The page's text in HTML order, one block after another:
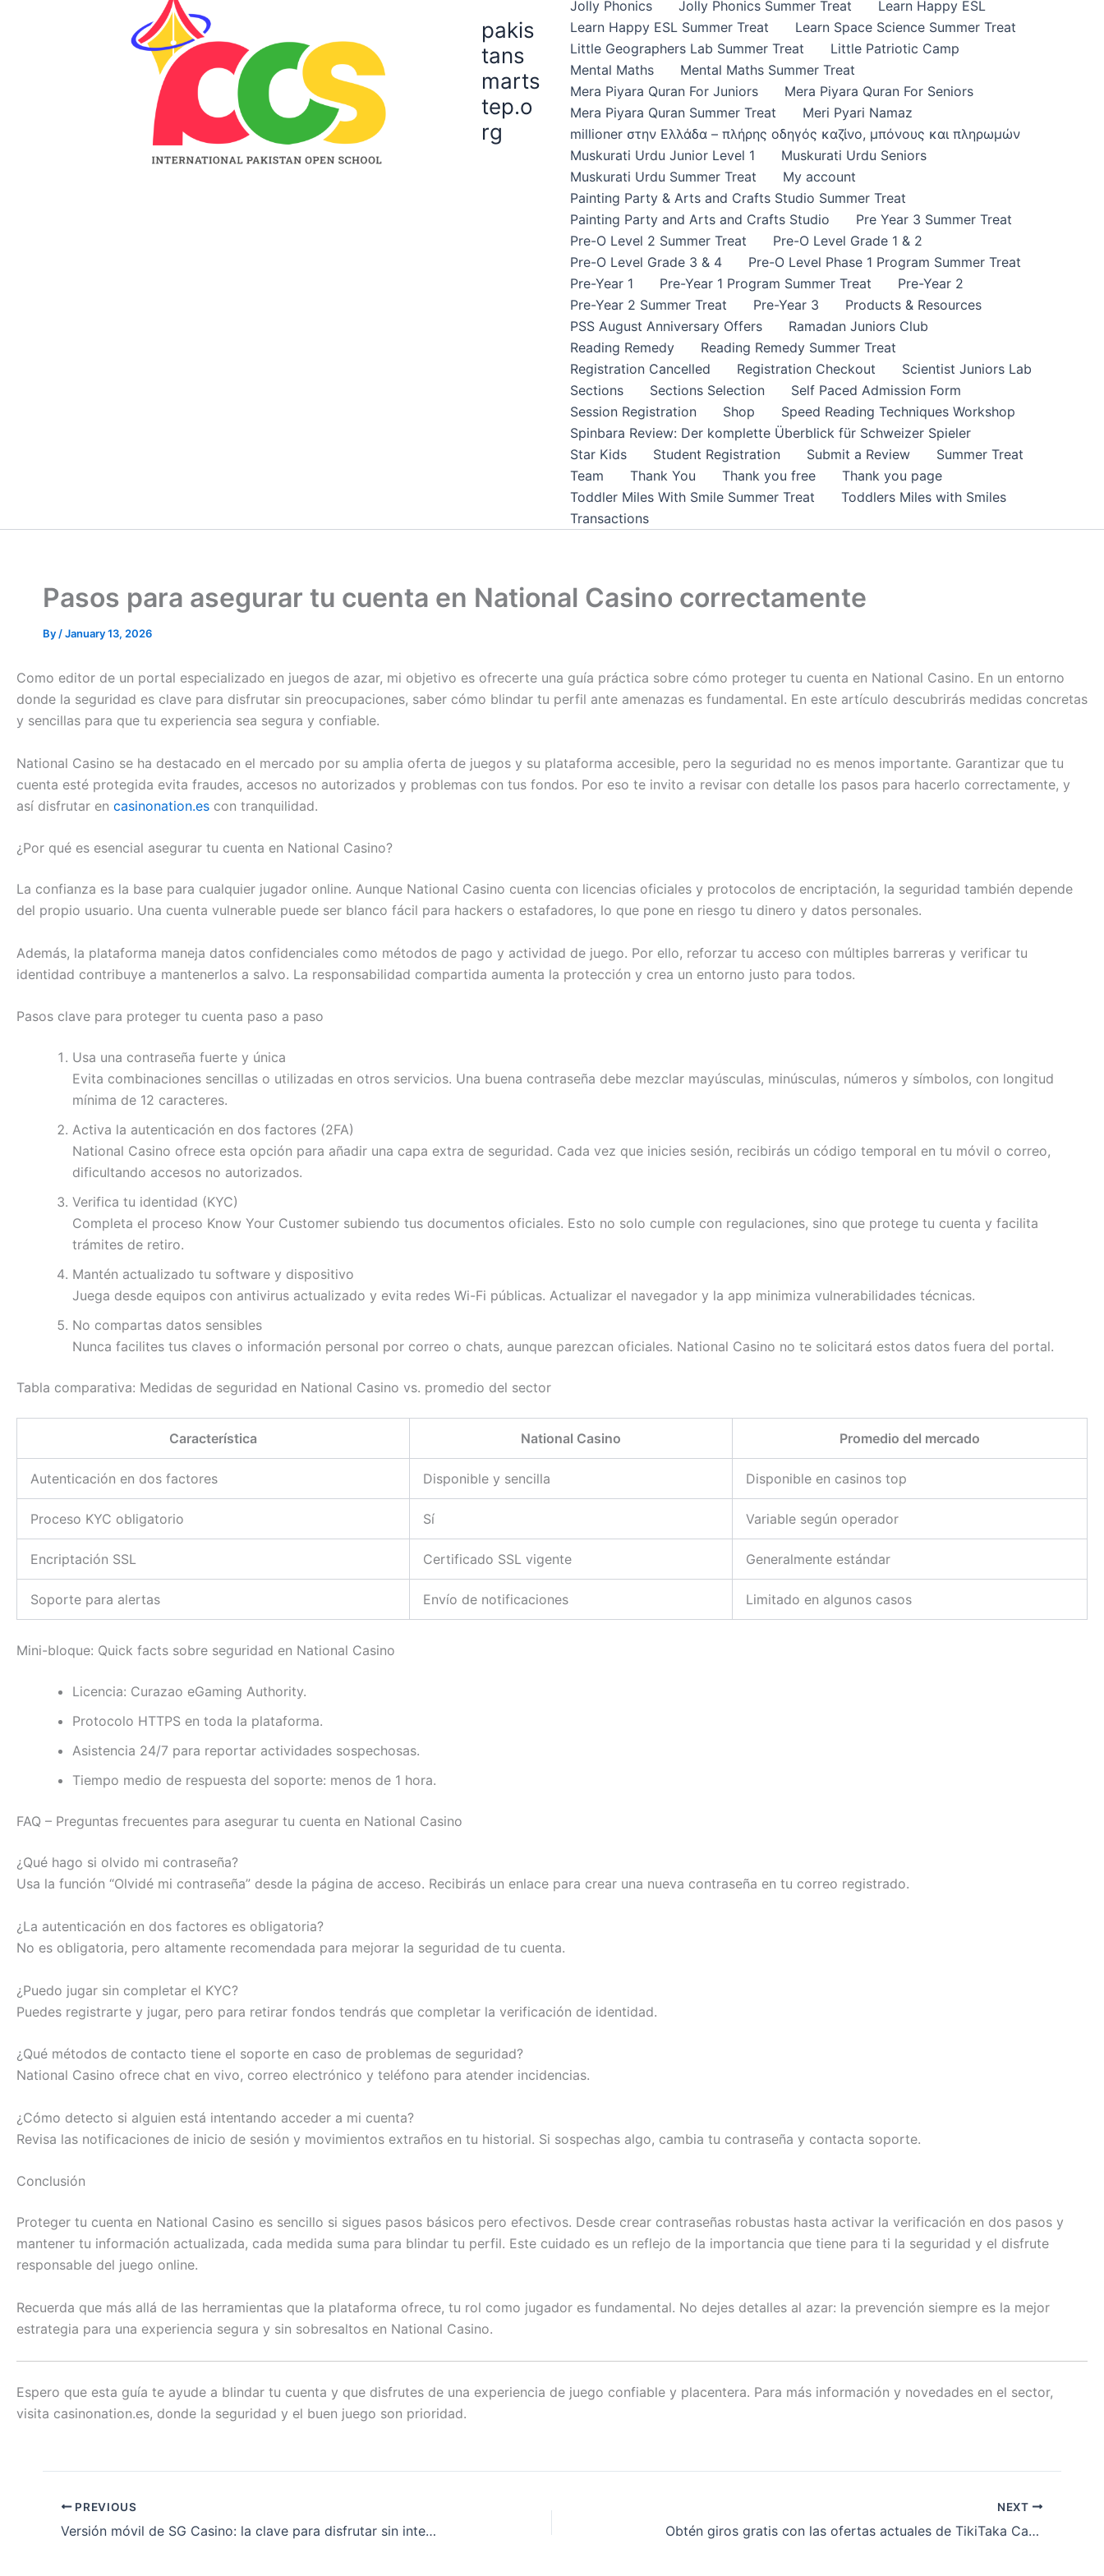
pakis
tans
marts
tep.o
rg
Jolly Phonics
Jolly Phonics Summer Treat
Learn Happy ESL
Learn Happy ESL Summer Treat
Learn Space Science Summer Treat
Little Geographers Lab Summer Treat
Little Patriotic Camp
Mental Maths
Mental Maths Summer Treat
Mera Piyara Quran For Juniors
Mera Piyara Quran For Seniors
Mera Piyara Quran Summer Treat
Meri Pyari Namaz
millioner στην Ελλάδα – πλήρης οδηγός καζίνο, μπόνους και πληρωμών
Muskurati Urdu Junior Level 1
Muskurati Urdu Seniors
Muskurati Urdu Summer Treat
My account
Painting Party & Arts and Crafts Studio Summer Treat
Painting Party and Arts and Crafts Studio
Pre Year 3 Summer Treat
Pre-O Level 2 Summer Treat
Pre-O Level Grade 1 & 2
Pre-O Level Grade 3 & 4
Pre-O Level Phase 1 Program Summer Treat
Pre-Year 1
Pre-Year 1 Program Summer Treat
Pre-Year 2
Pre-Year 2 Summer Treat
Pre-Year 3
Products & Resources
PSS August Anniversary Offers
Ramadan Juniors Club
Reading Remedy
Reading Remedy Summer Treat
Registration Cancelled
Registration Checkout
Scientist Juniors Lab
Sections
Sections Selection
Self Paced Admission Form
Session Registration
Shop
Speed Reading Techniques Workshop
Spinbara Review: Der komplette Überblick für Schweizer Spieler
Star Kids
Student Registration Submit a Review
Summer Treat
Team
Thank You Thank you free
Thank you page
Toddler Miles With Smile Summer Treat
Toddlers Miles with Smiles
Transactions
Pasos para asegurar tu cuenta en National Casino correctamente
By /January 13, 2026
Como editor de un portal especializado en juegos de azar, mi objetivo es ofrecerte una guía práctica sobre cómo proteger tu cuenta en National Casino. En un entorno
donde la seguridad es clave para disfrutar sin preocupaciones, saber cómo blindar tu perfil ante amenazas es fundamental. En este artículo descubrirás medidas concretas
y sencillas para que tu experiencia sea segura y confiable.
National Casino se ha destacado en el mercado por su amplia oferta de juegos y su plataforma accesible, pero la seguridad no es menos importante. Garantizar que tu
cuenta esté protegida evita fraudes, accesos no autorizados y problemas con tus fondos. Por eso te invito a revisar con detalle los pasos para hacerlo correctamente, y
así disfrutar en casinonation.es con tranquilidad.
¿Por qué es esencial asegurar tu cuenta en National Casino?
La confianza es la base para cualquier jugador online. Aunque National Casino cuenta con licencias oficiales y protocolos de encriptación, la seguridad también depende
del propio usuario. Una cuenta vulnerable puede ser blanco fácil para hackers o estafadores, lo que pone en riesgo tu dinero y datos personales.
Además, la plataforma maneja datos confidenciales como métodos de pago y actividad de juego. Por ello, reforzar tu acceso con múltiples barreras y verificar tu
identidad contribuye a mantenerlos a salvo. La responsabilidad compartida aumenta la protección y crea un entorno justo para todos.
Pasos clave para proteger tu cuenta paso a paso
Usa una contraseña fuerte y única
Evita combinaciones sencillas o utilizadas en otros servicios. Una buena contraseña debe mezclar mayúsculas, minúsculas, números y símbolos, con longitud
mínima de 12 caracteres.
Activa la autenticación en dos factores (2FA)
National Casino ofrece esta opción para añadir una capa extra de seguridad. Cada vez que inicies sesión, recibirás un código temporal en tu móvil o correo,
dificultando accesos no autorizados.
Verifica tu identidad (KYC)
Completa el proceso Know Your Customer subiendo tus documentos oficiales. Esto no solo cumple con regulaciones, sino que protege tu cuenta y facilita
trámites de retiro.
Mantén actualizado tu software y dispositivo
Juega desde equipos con antivirus actualizado y evita redes Wi-Fi públicas. Actualizar el navegador y la app minimiza vulnerabilidades técnicas.
No compartas datos sensibles
Nunca facilites tus claves o información personal por correo o chats, aunque parezcan oficiales. National Casino no te solicitará estos datos fuera del portal.
Tabla comparativa: Medidas de seguridad en National Casino vs. promedio del sector
Característica National Casino Promedio del mercado
Autenticación en dos factores Disponible y sencilla Disponible en casinos top
Proceso KYC obligatorio Sí Variable según operador
Encriptación SSL Certificado SSL vigente Generalmente estándar
Soporte para alertas Envío de notificaciones Limitado en algunos casos
Mini-bloque: Quick facts sobre seguridad en National Casino
Licencia: Curazao eGaming Authority.
Protocolo HTTPS en toda la plataforma.
Asistencia 24/7 para reportar actividades sospechosas.
Tiempo medio de respuesta del soporte: menos de 1 hora.
FAQ – Preguntas frecuentes para asegurar tu cuenta en National Casino
¿Qué hago si olvido mi contraseña?
Usa la función “Olvidé mi contraseña” desde la página de acceso. Recibirás un enlace para crear una nueva contraseña en tu correo registrado.
¿La autenticación en dos factores es obligatoria?
No es obligatoria, pero altamente recomendada para mejorar la seguridad de tu cuenta.
¿Puedo jugar sin completar el KYC?
Puedes registrarte y jugar, pero para retirar fondos tendrás que completar la verificación de identidad.
¿Qué métodos de contacto tiene el soporte en caso de problemas de seguridad?
National Casino ofrece chat en vivo, correo electrónico y teléfono para atender incidencias.
¿Cómo detecto si alguien está intentando acceder a mi cuenta?
Revisa las notificaciones de inicio de sesión y movimientos extraños en tu historial. Si sospechas algo, cambia tu contraseña y contacta soporte.
Conclusión
Proteger tu cuenta en National Casino es sencillo si sigues pasos básicos pero efectivos. Desde crear contraseñas robustas hasta activar la verificación en dos pasos y
mantener tu información actualizada, cada medida suma para blindar tu perfil. Este cuidado es un reflejo de la importancia que tiene para ti la seguridad y el disfrute
responsable del juego online.
Recuerda que más allá de las herramientas que la plataforma ofrece, tu rol como jugador es fundamental. No dejes detalles al azar: la prevención siempre es la mejor
estrategia para una experiencia segura y sin sobresaltos en National Casino.
Espero que esta guía te ayude a blindar tu cuenta y que disfrutes de una experiencia de juego confiable y placentera. Para más información y novedades en el sector,
visita casinonation.es, donde la seguridad y el buen juego son prioridad.
PREVIOUS
Versión móvil de SG Casino: la clave para disfrutar sin interrupciones
NEXT
Obtén giros gratis con las ofertas actuales de TikiTaka Casino